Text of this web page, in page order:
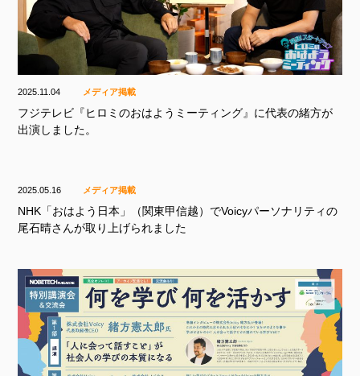
2025.11.04 メディア掲載
フジテレビ『ヒロミのおはようミーティング』に代表の緒方が
出演しました。
2025.05.16 メディア掲載
NHK「おはよう日本」（関東甲信越）でVoicyパーソナリティの
尾石晴さんが取り上げられました